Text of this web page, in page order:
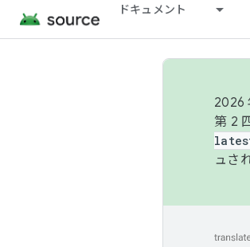
ドキュメント
2026
第 2
ュさ